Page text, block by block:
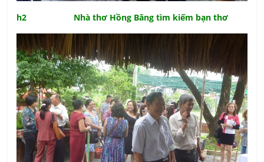
h2 Nhà thơ Hồng Băng tìm kiếm bạn thơ